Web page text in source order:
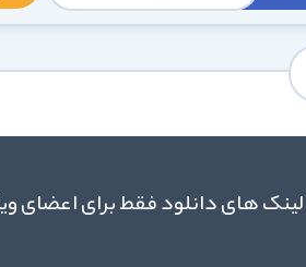
لینک های دانلود فقط برای اعضای